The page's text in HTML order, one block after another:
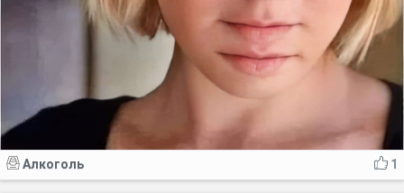
1
Алкоголь